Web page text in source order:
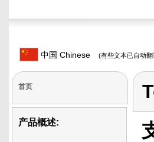
中国 Chinese (有些文本已自动翻
首页
产品概述: